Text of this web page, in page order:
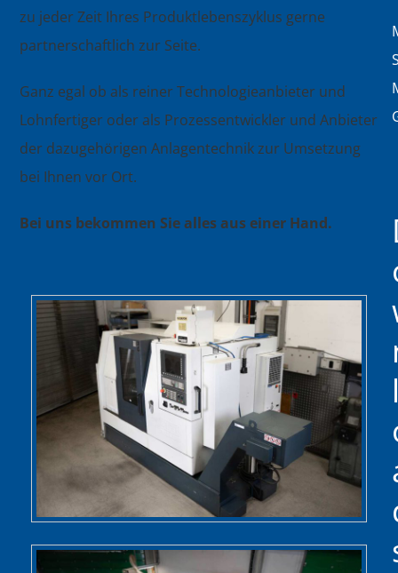
zu jeder Zeit Ihres Produktlebenszyklus gerne
partnerschaftlich zur Seite.
Ganz egal ob als reiner Technologieanbieter und
Lohnfertiger oder als Prozessentwickler und Anbieter
der dazugehörigen Anlagentechnik zur Umsetzung
bei Ihnen vor Ort.
Bei uns bekommen Sie alles aus einer Hand.